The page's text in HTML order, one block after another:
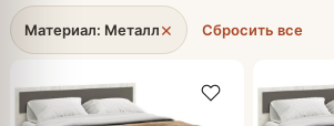
Материал: Металл× Сбросить все